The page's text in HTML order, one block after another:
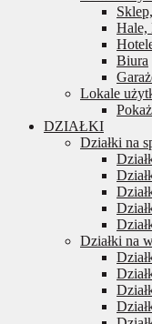
Hale,
Biura
Lokale
DZIAŁKI
Działki na
Działki na